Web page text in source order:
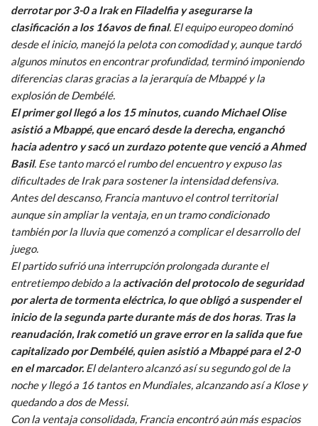
derrotar por 3-0 a Irak en Filadelfia y asegurarse la
clasificación a los 16avos de final. El equipo europeo dominó
desde el inicio, manejó la pelota con comodidad y, aunque tardó
algunos minutos en encontrar profundidad, terminó imponiendo
diferencias claras gracias a la jerarquía de Mbappé y la
explosión de Dembélé.
El primer gol llegó a los 15 minutos, cuando Michael Olise
asistió a Mbappé, que encaró desde la derecha, enganchó
hacia adentro y sacó un zurdazo potente que venció a Ahmed
Basil. Ese tanto marcó el rumbo del encuentro y expuso las
dificultades de Irak para sostener la intensidad defensiva.
Antes del descanso, Francia mantuvo el control territorial
aunque sin ampliar la ventaja, en un tramo condicionado
también por la lluvia que comenzó a complicar el desarrollo del
juego.
El partido sufrió una interrupción prolongada durante el
entretiempo debido a la activación del protocolo de seguridad
por alerta de tormenta eléctrica, lo que obligó a suspender el
inicio de la segunda parte durante más de dos horas. Tras la
reanudación, Irak cometió un grave error en la salida que fue
capitalizado por Dembélé, quien asistió a Mbappé para el 2-0
en el marcador. El delantero alcanzó así su segundo gol de la
noche y llegó a 16 tantos en Mundiales, alcanzando así a Klose y
quedando a dos de Messi.
Con la ventaja consolidada, Francia encontró aún más espacios